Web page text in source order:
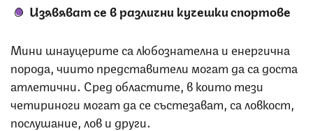
Изявяват се в различни кучешки спортове
Мини шнауцерите са любознателна и енергична
порода, чиито представители могат да са доста
атлетични. Сред областите, в които тези
четириноги могат да се състезават, са ловкост,
послушание, лов и други.